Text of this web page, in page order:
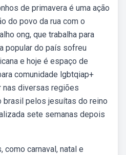
de primavera é uma ação
do povo da rua com o
ong, que trabalha para
popular do país sofreu
e hoje é espaço de
comunidade lgbtqiap+
nas diversas regiões
brasil pelos jesuítas do reino
sete semanas depois
carnaval, natal e